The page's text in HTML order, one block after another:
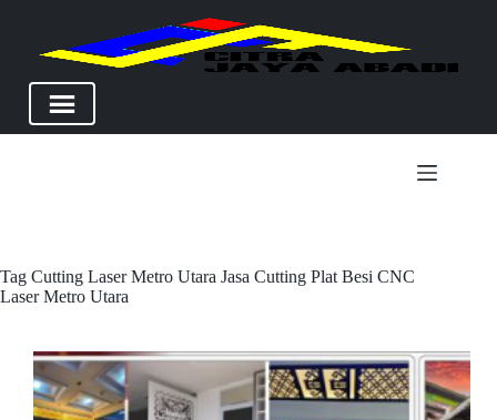
Tag Cutting Laser Metro Utara Jasa Cutting Plat Besi CNC
Laser Metro Utara